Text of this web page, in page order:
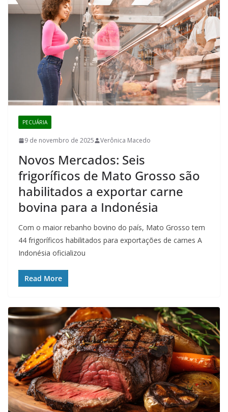
PECUÁRIA
9 de novembro de 2025 Verônica Macedo
Novos Mercados: Seis
frigoríficos de Mato Grosso são
habilitados a exportar carne
bovina para a Indonésia
Com o maior rebanho bovino do país, Mato Grosso tem
44 frigoríficos habilitados para exportações de carnes A
Indonésia oficializou
Read More